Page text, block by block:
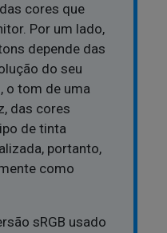
cores que
Por um lado,
depende das
do seu
o tom de uma
das cores
de tinta
portanto,
como
sRGB usado